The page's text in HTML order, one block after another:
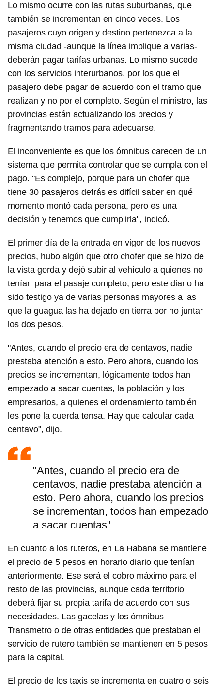
Guardar como favorito
Para poder guardar como favorito, primero has de
iniciar sesión con tu cuenta de 14ymedio.
Lo mismo ocurre con las rutas suburbanas, que
también se incrementan en cinco veces. Los
pasajeros cuyo origen y destino pertenezca a la
misma ciudad -aunque la línea implique a varias-
deberán pagar tarifas urbanas. Lo mismo sucede
con los servicios interurbanos, por los que el
pasajero debe pagar de acuerdo con el tramo que
realizan y no por el completo. Según el ministro, las
provincias están actualizando los precios y
fragmentando tramos para adecuarse.
El inconveniente es que los ómnibus carecen de un
sistema que permita controlar que se cumpla con el
pago. "Es complejo, porque para un chofer que
tiene 30 pasajeros detrás es difícil saber en qué
momento montó cada persona, pero es una
decisión y tenemos que cumplirla", indicó.
El primer día de la entrada en vigor de los nuevos
precios, hubo algún que otro chofer que se hizo de
la vista gorda y dejó subir al vehículo a quienes no
tenían para el pasaje completo, pero este diario ha
sido testigo ya de varias personas mayores a las
que la guagua las ha dejado en tierra por no juntar
los dos pesos.
"Antes, cuando el precio era de centavos, nadie
prestaba atención a esto. Pero ahora, cuando los
precios se incrementan, lógicamente todos han
empezado a sacar cuentas, la población y los
empresarios, a quienes el ordenamiento también
les pone la cuerda tensa. Hay que calcular cada
centavo", dijo.
"Antes, cuando el precio era de
centavos, nadie prestaba atención a
esto. Pero ahora, cuando los precios
se incrementan, todos han empezado
a sacar cuentas"
En cuanto a los ruteros, en La Habana se mantiene
el precio de 5 pesos en horario diario que tenían
anteriormente. Ese será el cobro máximo para el
resto de las provincias, aunque cada territorio
deberá fijar su propia tarifa de acuerdo con sus
necesidades. Las gacelas y los ómnibus
Transmetro o de otras entidades que prestaban el
servicio de rutero también se mantienen en 5 pesos
para la capital.
El precio de los taxis se incrementa en cuatro o seis